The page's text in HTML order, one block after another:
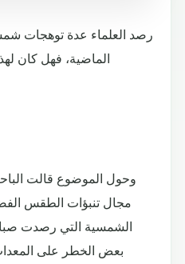
رصد العلماء عدة توهجات
الماضية، فهل كان
وحول الموضوع قالت
مجال تنبؤات الطقس
الشمسية التي رصدت
بعض الخطر على